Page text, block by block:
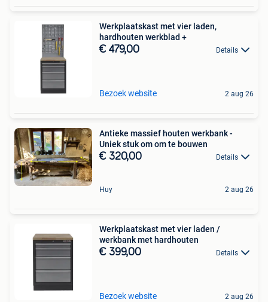
Werkplaatskast met vier laden,
hardhouten werkblad +
€ 479,00 Details
Bezoek website 2 aug 26
Antieke massief houten werkbank -
Uniek stuk om om te bouwen
€ 320,00 Details
Huy 2 aug 26
Werkplaatskast met vier laden /
werkbank met hardhouten
€ 399,00 Details
Bezoek website 2 aug 26